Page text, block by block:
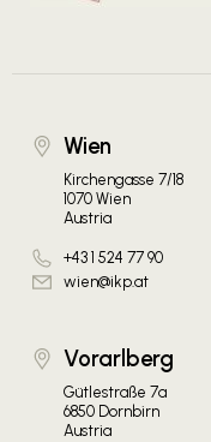
Wien
Kirchengasse 7/18
1070 Wien
Austria
+43 1 524 77 90
wien@ikp.at
Vorarlberg
Gütlestraße 7a
6850 Dornbirn
Austria